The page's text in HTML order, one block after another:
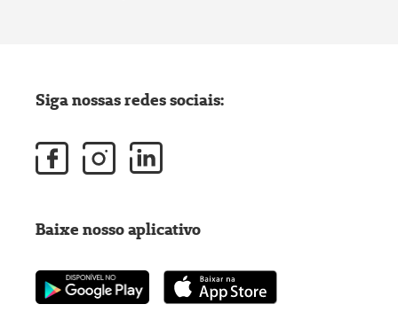
Siga nossas redes sociais:
Baixe nosso aplicativo